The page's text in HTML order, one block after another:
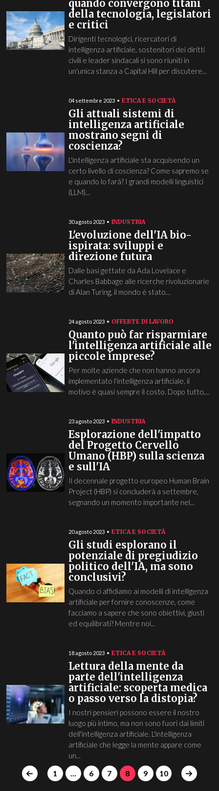
quando convergono titani
della tecnologia, legislatori
e critici
Dirigenti tecnologici, ricercatori di
intelligenza artificiale, sostenitori dei diritti
civili e leader sindacali si sono riuniti in
un'unica stanza a Capital Hill per discutere...
04 settembre 2023 ETICA E SOCIETÀ
Gli attuali sistemi di
intelligenza artificiale
mostrano segni di
coscienza?
L'intelligenza artificiale sta acquisendo un
certo livello di coscienza? Come sapremo se
e quando lo farà? I grandi modelli linguistici
(LLM)...
30 agosto 2023 INDUSTRIA
L'evoluzione dell'IA bio-
ispirata: sviluppi e
direzione futura
Dalle basi gettate da Ada Lovelace e
Charles Babbage alle ricerche rivoluzionarie
di Alan Turing, il mondo è stato...
24 agosto 2023 OFFERTE DI LAVORO
Quanto può far risparmiare
l'intelligenza artificiale alle
piccole imprese?
Per molte aziende che non hanno ancora
implementato l'intelligenza artificiale, il
motivo è quasi sempre il costo. Dopo tutto,...
23 agosto 2023 INDUSTRIA
Esplorazione dell'impatto
del Progetto Cervello
Umano (HBP) sulla scienza
e sull'IA
Il decennale progetto europeo Human Brain
Project (HBP) si concluderà a settembre,
segnando un momento importante nel...
20 agosto 2023 ETICA E SOCIETÀ
Gli studi esplorano il
potenziale di pregiudizio
politico dell'IA, ma sono
conclusivi?
Quando ci affidiamo ai modelli di intelligenza
artificiale per fornire conoscenze, come
facciamo a sapere che sono obiettivi, giusti
ed equilibrati? Mentre noi...
18 agosto 2023 ETICA E SOCIETÀ
Lettura della mente da
parte dell'intelligenza
artificiale: scoperta medica
o passo verso la distopia?
I nostri pensieri possono essere il nostro
luogo più intimo, ma non sono fuori dai limiti
dell'intelligenza artificiale. L'intelligenza
artificiale che legge la mente appare come
un...
1 ... 6 7 8 9 10